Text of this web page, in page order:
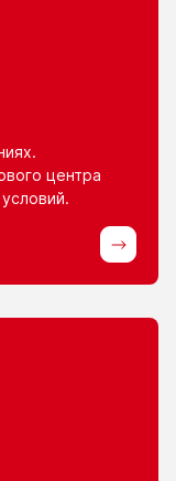
центра